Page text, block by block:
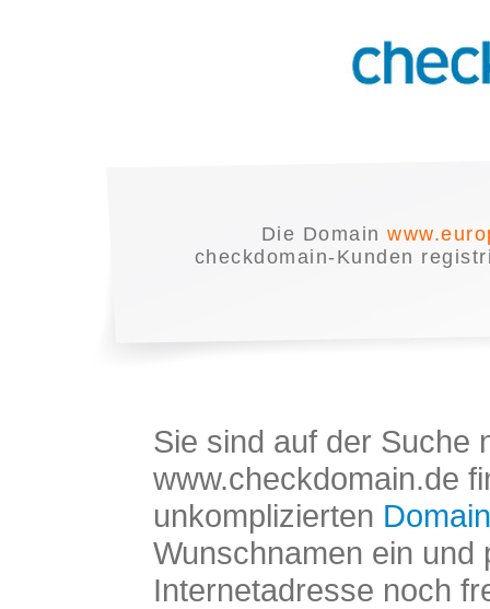
Die Domain
checkdomain-Kunden
Sie sind auf der Suche
www.checkdomain.de
unkomplizierten
Wunschnamen ein und
Internetadresse noch